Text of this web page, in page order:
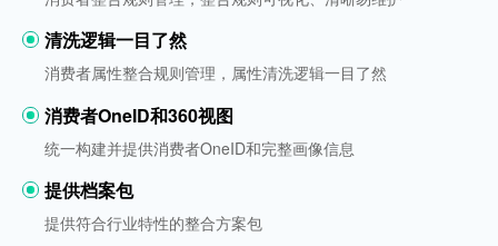
清洗逻辑一目了然
消费者属性整合规则管理，属性清洗逻辑一目了然
消费者OneID和360视图
统一构建并提供消费者OneID和完整画像信息
提供档案包
提供符合行业特性的整合方案包